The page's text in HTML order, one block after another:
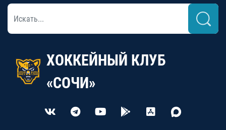
ХОККЕЙНЫЙ КЛУБ
«СОЧИ»